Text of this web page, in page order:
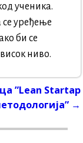
ученика.
уређење
би се
ниво.
”Lean Startap
→